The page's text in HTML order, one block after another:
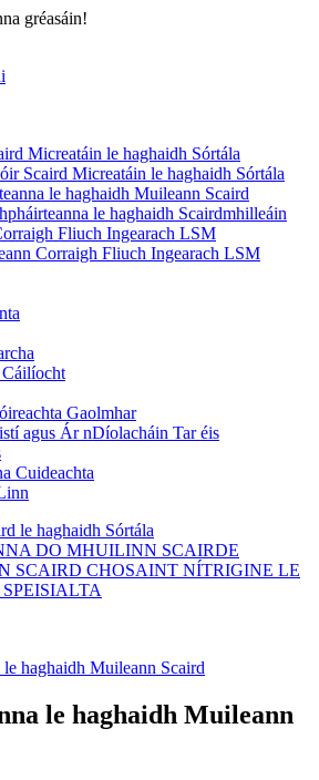
gréasáin!
Micreatáin le haghaidh Sórtála
Scaird Micreatáin le haghaidh Sórtála
le haghaidh Muileann Scaird
le haghaidh Scairdmhilleáin
Fliuch Ingearach LSM
Corraigh Fliuch Ingearach LSM
Gaolmhar
agus Ár nDíolacháin Tar éis
Cuideachta
haghaidh Muileann Scaird
le haghaidh Muileann